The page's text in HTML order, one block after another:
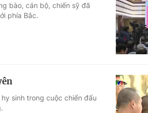
bào, cán bộ, chiến sỹ đã
phía Bắc.
sinh trong cuộc chiến đấu